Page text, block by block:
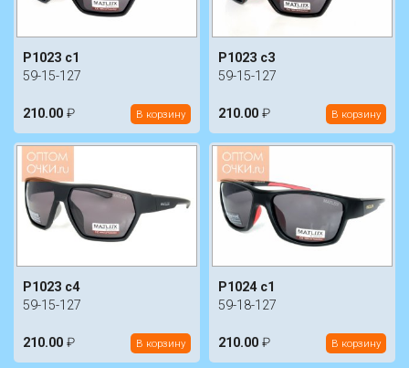
P1023 c1
59-15-127
210.00 ₽ В корзину
P1023 c3
59-15-127
210.00 ₽ В корзину
P1023 c4
59-15-127
210.00 ₽ В корзину
P1024 c1
59-18-127
210.00 ₽ В корзину